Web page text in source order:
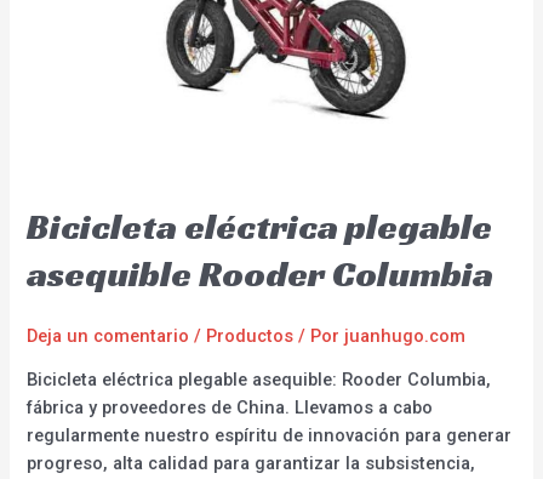
Bicicleta eléctrica plegable
asequible Rooder Columbia
Deja un comentario / Productos / Por juanhugo.com
Bicicleta eléctrica plegable asequible: Rooder Columbia,
fábrica y proveedores de China. Llevamos a cabo
regularmente nuestro espíritu de innovación para generar
progreso, alta calidad para garantizar la subsistencia,